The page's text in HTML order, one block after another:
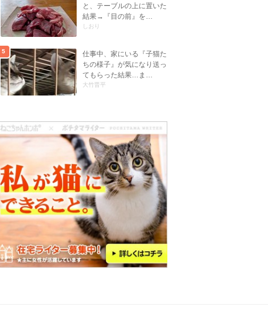
と、テーブルの上に置いた
結果→『目の前』を…
しおり
5
仕事中、家にいる『子猫た
ちの様子』が気になり送っ
てもらった結果…ま…
大竹晋平